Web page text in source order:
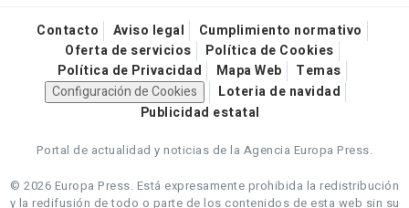
Contacto Aviso legal
Cumplimiento normativo
Oferta de servicios
Política de Cookies
Política de Privacidad
Mapa Web
Temas
Configuración de Cookies
Loteria de navidad
Publicidad estatal
Portal de actualidad y noticias de la Agencia Europa Press.
© 2026 Europa Press. Está expresamente prohibida la redistribución
y la redifusión de todo o parte de los contenidos de esta web sin su